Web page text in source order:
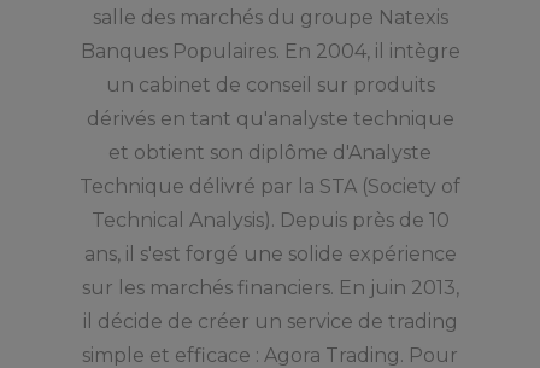
salle des marchés du groupe Natexis
Banques Populaires. En 2004, il intègre
un cabinet de conseil sur produits
dérivés en tant qu'analyste technique
et obtient son diplôme d'Analyste
Technique délivré par la STA (Society of
Technical Analysis). Depuis près de 10
ans, il s'est forgé une solide expérience
sur les marchés financiers. En juin 2013,
il décide de créer un service de trading
simple et efficace : Agora Trading. Pour